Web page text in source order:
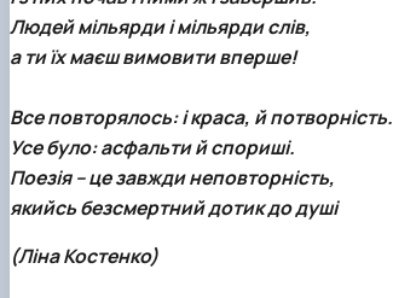
Людей мільярди і мільярди слів,
а ти їх маєш вимовити вперше!
Все повторялось: і краса, й потворність.
Усе було: асфальти й спориші.
Поезія – це завжди неповторність,
якийсь безсмертний дотик до душі
(Ліна Костенко)